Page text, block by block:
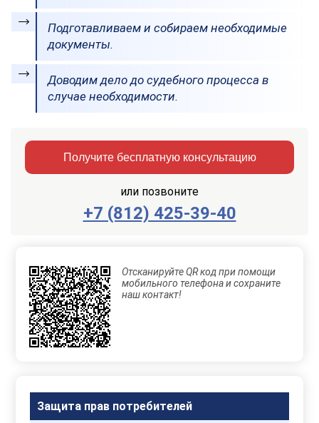
Подготавливаем и собираем необходимые
документы.
Доводим дело до судебного процесса в
случае необходимости.
Получите бесплатную консультацию
или позвоните
+7 (812) 425-39-40
Заказать
Отправляя
данные,
Вы
соглашаетесь
с
Правилами
Отсканируйте QR код при помощи
мобильного телефона и сохраните
наш контакт!
Защита прав потребителей